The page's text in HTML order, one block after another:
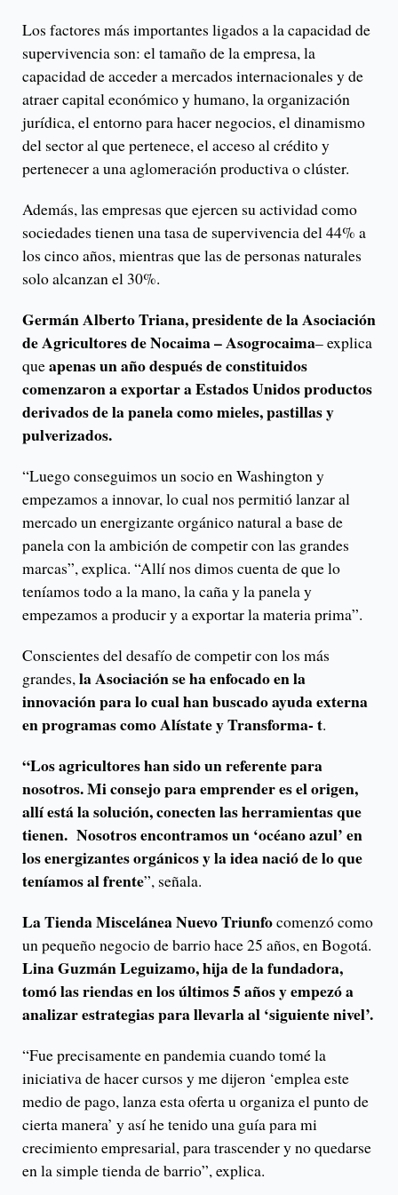
Los factores más importantes ligados a la capacidad de
supervivencia son: el tamaño de la empresa, la
capacidad de acceder a mercados internacionales y de
atraer capital económico y humano, la organización
jurídica, el entorno para hacer negocios, el dinamismo
del sector al que pertenece, el acceso al crédito y
pertenecer a una aglomeración productiva o clúster.
Además, las empresas que ejercen su actividad como
sociedades tienen una tasa de supervivencia del 44% a
los cinco años, mientras que las de personas naturales
solo alcanzan el 30%.
Germán Alberto Triana, presidente de la Asociación
de Agricultores de Nocaima – Asogrocaima– explica
queapenas un año después de constituidos
comenzaron a exportar a Estados Unidos productos
derivados de la panela como mieles, pastillas y
pulverizados.
“Luego conseguimos un socio en Washington y
empezamos a innovar, lo cual nos permitió lanzar al
mercado un energizante orgánico natural a base de
panela con la ambición de competir con las grandes
marcas”, explica. “Allí nos dimos cuenta de que lo
teníamos todo a la mano, la caña y la panela y
empezamos a producir y a exportar la materia prima”.
Conscientes del desafío de competir con los más
grandes,la Asociación se ha enfocado en la
innovación para lo cual han buscado ayuda externa
en programas como Alístate y Transforma- t.
“Los agricultores han sido un referente para
nosotros. Mi consejo para emprender es el origen,
allí está la solución, conecten las herramientas que
tienen. Nosotros encontramos un ‘océano azul’ en
los energizantes orgánicos y la idea nació de lo que
teníamos al frente”, señala.
La Tienda Miscelánea Nuevo Triunfocomenzó como
un pequeño negocio de barrio hace 25 años, en Bogotá.
Lina Guzmán Leguizamo, hija de la fundadora,
tomó las riendas en los últimos 5 años y empezó a
analizar estrategias para llevarla al ‘siguiente nivel’.
“Fue precisamente en pandemia cuando tomé la
iniciativa de hacer cursos y me dijeron ‘emplea este
medio de pago, lanza esta oferta u organiza el punto de
cierta manera’ y así he tenido una guía para mi
crecimiento empresarial, para trascender y no quedarse
en la simple tienda de barrio”, explica.